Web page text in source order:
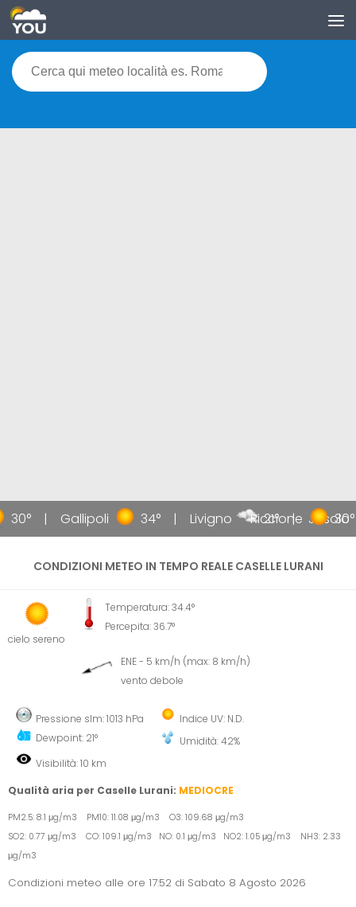
30° Gallipoli 34° Livigno 21° Jesolo
Riccione 30°
CONDIZIONI METEO IN TEMPO REALE CASELLE LURANI
cielo sereno
Temperatura: 34.4°
Percepita: 36.7°
ENE - 5 km/h (max: 8 km/h)
vento debole
Pressione slm: 1013 hPa
Dewpoint: 21°
Indice UV: N.D.
Umidità: 42%
Visibilità: 10 km
Qualità aria per Caselle Lurani: MEDIOCRE
PM2.5: 8.1 μg/m3 PM10: 11.08 μg/m3 O3: 109.68 μg/m3
SO2: 0.77 μg/m3 CO: 109.1 μg/m3 NO: 0.1 μg/m3 NO2: 1.05 μg/m3 NH3: 2.33
μg/m3
Condizioni meteo alle ore 17:52 di Sabato 8 Agosto 2026